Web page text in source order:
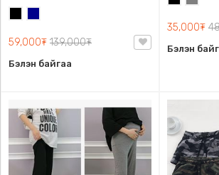
59,000₮ 139,000₮
Бэлэн байгаа
35,000₮
Бэлэн